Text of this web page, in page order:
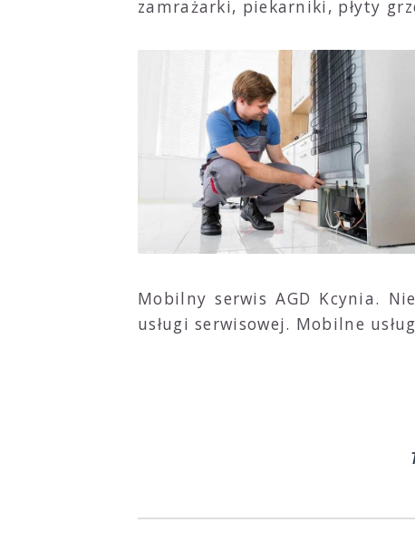
zamrażarki, piekarniki, płyty
Mobilny serwis AGD Kcynia.
usługi serwisowej. Mobilne